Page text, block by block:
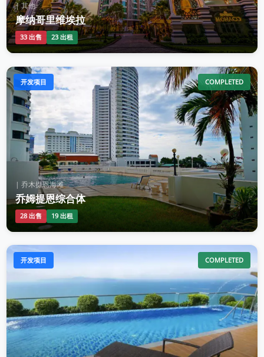
| 其他
摩纳哥里维埃拉
33 出售 23 出租
开发项目 COMPLETED
| 乔木提恩海滩
乔姆提恩综合体
28 出售 19 出租
开发项目 COMPLETED